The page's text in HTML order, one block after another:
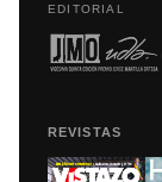
EDITORIAL
REVISTAS